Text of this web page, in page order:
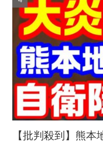
【批判殺到】熊